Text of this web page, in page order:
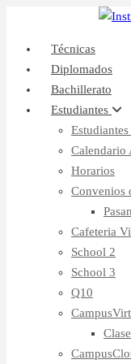
Técnicas
Diplomados
Bachillerato
Estudiantes
Calendario
Horarios
Convenios
Cafeteria
School 2
School 3
Q10